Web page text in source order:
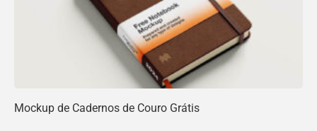
Mockup de Cadernos de Couro Grátis